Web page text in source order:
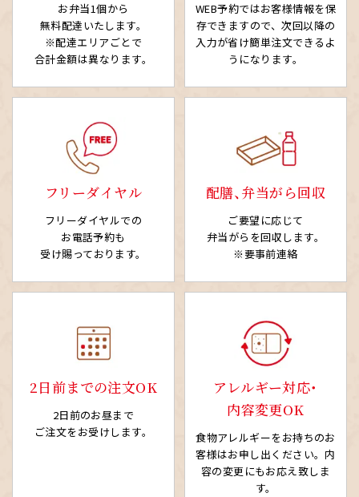
お弁当1個から
無料配達いたします。
※配達エリアごとで
合計金額は異なります。
WEB予約ではお客様情報を保
存できますので、次回以降の
入力が省け簡単注文できるよ
うになります。
フリーダイヤル
フリーダイヤルでの
お電話予約も
受け賜っております。
配膳、弁当がら回収
ご要望に応じて
弁当がらを回収します。
※要事前連絡
2日前までの注文OK
2日前のお昼まで
ご注文をお受けします。
アレルギー対応・
内容変更OK
食物アレルギーをお持ちのお
客様はお申し出ください。 内
容の変更にもお応え致しま
す。